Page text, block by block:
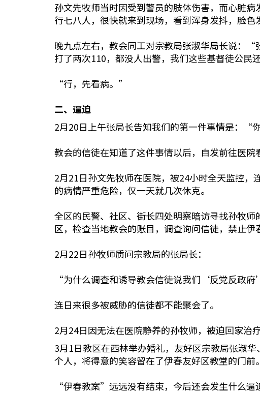
孙文先牧师当时因受到警员的肢体伤害，而心脏
行七八人，很快就来到现场，看到浑身发抖，脸
晚九点左右，教会同工对宗教局张淑华局长说：“
打了两次110，都没人出警，我们这些基督徒公民
“行，先看病。”
二、逼迫
2月20日上午张局长告知我们的第一件事情是：“
教会的信徒在知道了这件事情以后，自发前往医院
2月21日孙文先牧师在医院，被24小时全天监控
的病情严重危险，仅一天就几次休克。
全区的民警、社区、街长四处明察暗访寻找孙牧
区，检查当地教会的账目，调查询问信徒，禁止
2月22日孙牧师质问宗教局的张局长：
“为什么调查和诱导教会信徒说我们‘反党反政
连日来很多被威胁的信徒都不能聚会了。
2月24日因无法在医院静养的孙牧师，被迫回家治疗
3月1日教区在西林举办婚礼，友好区宗教局张淑
个人，将得意的笑容留在了伊春友好区教堂的门前。
“伊春教案”远远没有结束，今后还会发生什么逼